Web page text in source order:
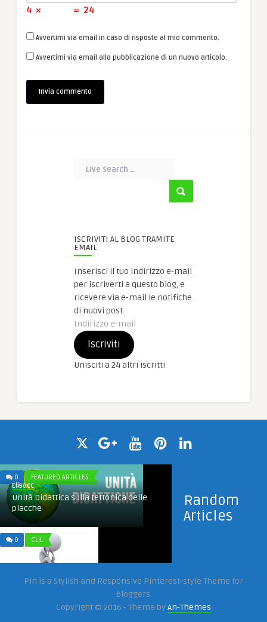
4 × = 24
Avvertimi via email in caso di risposte al mio commento.
Avvertimi via email alla pubblicazione di un nuovo articolo.
ISCRIVITI AL BLOG TRAMITE
EMAIL
Inserisci il tuo indirizzo e-mail
per iscriverti a questo blog, e
ricevere via e-mail le notifiche
di nuovi post.
Indirizzo
e-
mailIscriviti
Unisciti a 24 altri iscritti
Random
Articles
0
FEATURED ARTICLES
Elisacc
Unità Didattica sulla tettonica delle
placche
0 CLIL
Elisacc
Le domande più interessanti sono
quelle per le quali non abbiamo ...
Pin is a Stylish and Responsive Pinterest-style Theme for
Bloggers.
Copyright © 2016 - Theme byAn-Themes